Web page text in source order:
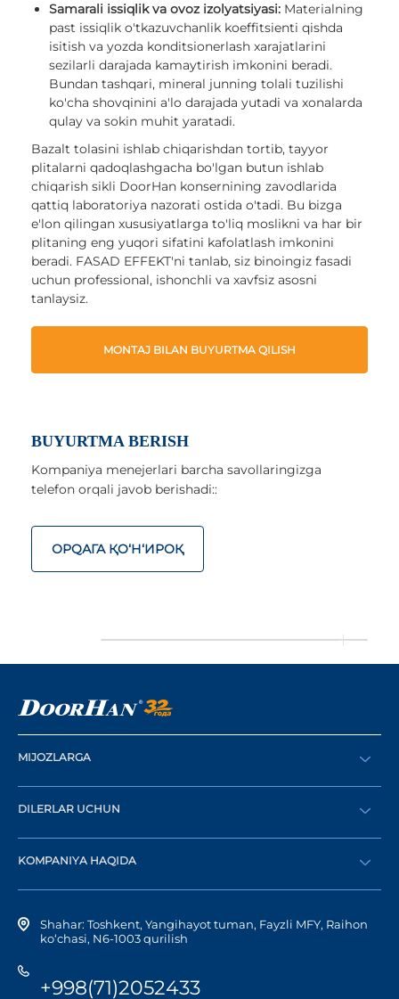
Samarali issiqlik va ovoz izolyatsiyasi: Materialning
past issiqlik o'tkazuvchanlik koeffitsienti qishda
isitish va yozda konditsionerlash xarajatlarini
sezilarli darajada kamaytirish imkonini beradi.
Bundan tashqari, mineral junning tolali tuzilishi
ko'cha shovqinini a'lo darajada yutadi va xonalarda
qulay va sokin muhit yaratadi.
Bazalt tolasini ishlab chiqarishdan tortib, tayyor
plitalarni qadoqlashgacha bo'lgan butun ishlab
chiqarish sikli DoorHan konsernining zavodlarida
qattiq laboratoriya nazorati ostida o'tadi. Bu bizga
e'lon qilingan xususiyatlarga to'liq moslikni va har bir
plitaning eng yuqori sifatini kafolatlash imkonini
beradi. FASAD EFFEKT'ni tanlab, siz binoingiz fasadi
uchun professional, ishonchli va xavfsiz asosni
tanlaysiz.
MONTAJ BILAN BUYURTMA QILISH
BUYURTMA BERISH
Kompaniya menejerlari barcha savollaringizga
telefon orqali javob berishadi::
ОРQАГА ҚO‘Н‘ИРОҚ
MIJOZLARGA
Buyurtma berish
DILERLAR UCHUN
Diler bo‘lish
Shaxsiy kabinetga kirish
KOMPANIYA HAQIDA
Kompaniya tarixi
Shahar: Toshkent, Yangihayot tuman, Fayzli MFY, Raihon
ko‘chasi, N6-1003 qurilish
+998(71)2052433